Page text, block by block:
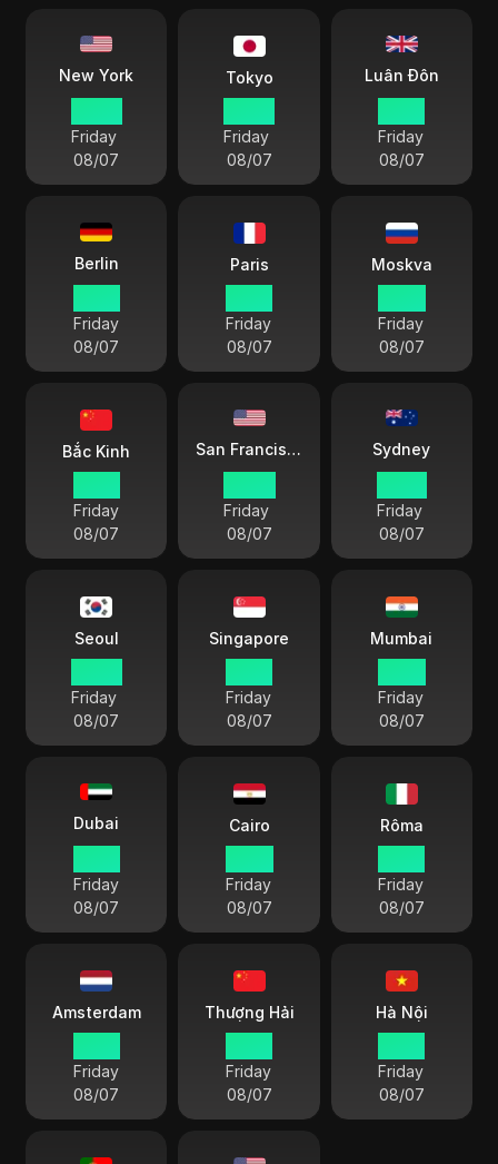
New York
Friday
08/07
Tokyo
Friday
08/07
Luân Đôn
Friday
08/07
Berlin
Friday
08/07
Paris
Friday
08/07
Moskva
Friday
08/07
Bắc Kinh
Friday
08/07
San Francisco
Friday
08/07
Sydney
Friday
08/07
Seoul
Friday
08/07
Singapore
Friday
08/07
Mumbai
Friday
08/07
Dubai
Friday
08/07
Cairo
Friday
08/07
Rôma
Friday
08/07
Amsterdam
Friday
08/07
Thượng Hải
Friday
08/07
Hà Nội
Friday
08/07